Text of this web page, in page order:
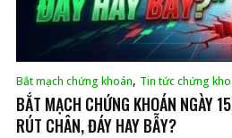
Bắt mạch chứng khoán, Tin tức chứng
BẮT MẠCH CHỨNG KHOÁN NGÀY
RÚT CHÂN, ĐÁY HAY BẪY?